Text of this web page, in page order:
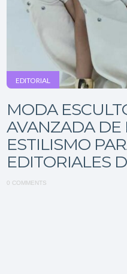
EDITORIAL
MODA
AVANZADA DE
ESTILISMO
EDITORIALES
0 COMMENTS